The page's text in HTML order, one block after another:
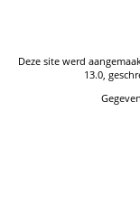
Deze site werd
13.0,